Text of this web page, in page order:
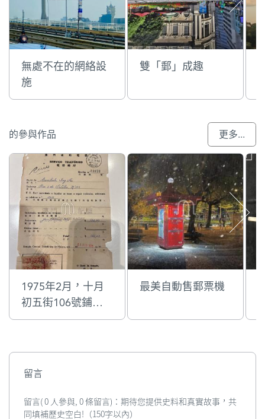
無處不在的網絡設
施
雙「郵」成趣
的參與作品 更多...
1975年2月，十月
初五街106號鋪電
話費單
最美自動售郵票機
留言
留言( 0 人參與, 0 條留言)：期待您提供史料和真實故事，共
同填補歷史空白!（150字以內）